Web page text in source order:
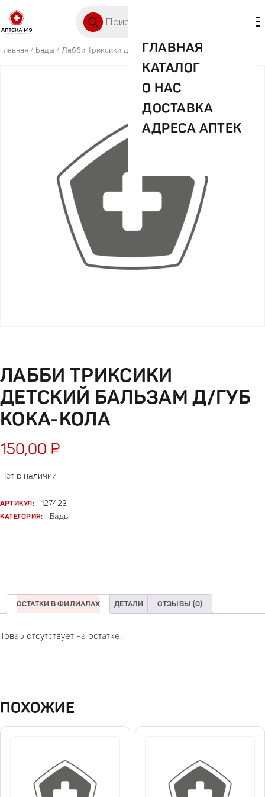
ГЛАВНАЯ
КАТАЛОГ
О НАС
ДОСТАВКА
АДРЕСА АПТЕК
Главная / Бады / Лабби Триксики детский бальзам д/губ кока-кола
ЛАББИ ТРИКСИКИ
ДЕТСКИЙ БАЛЬЗАМ Д/ГУБ
КОКА-КОЛА
150,00 ₽
Нет в наличии
АРТИКУЛ:
127423
КАТЕГОРИЯ:
Бады
ОСТАТКИ В ФИЛИАЛАХ ДЕТАЛИ ОТЗЫВЫ (0)
Товар отсутствует на остатке.
ПОХОЖИЕ